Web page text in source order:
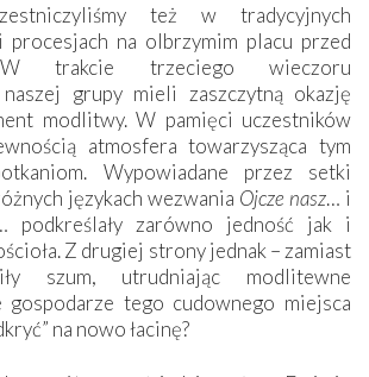
też w tradycyjnych
procesjach na olbrzymim placu przed
W trakcie trzeciego wieczoru
grupy mieli zaszczytną okazję
modlitwy. W pamięci uczestników
atmosfera towarzysząca tym
Wypowiadane przez setki
językach wezwania Ojcze nasz… i
podkreślały zarówno jedność jak i
Z drugiej strony jednak – zamiast
szum, utrudniając modlitewne
gospodarze tego cudownego miejsca
na nowo łacinę?